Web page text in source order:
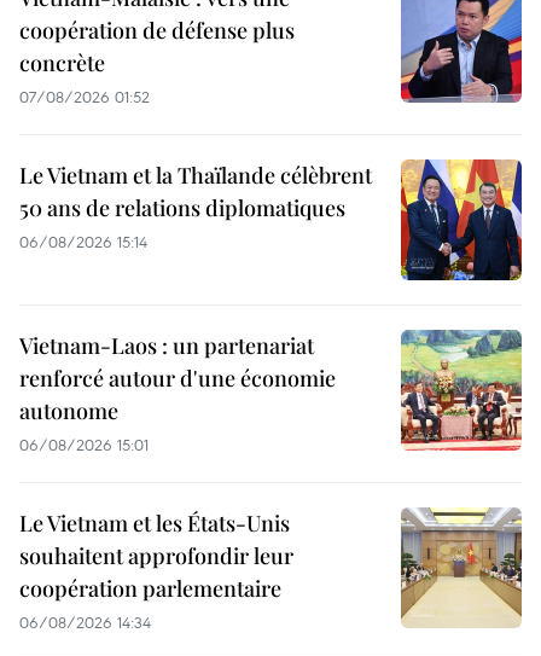
coopération de défense plus
concrète
07/08/2026 01:52
Le Vietnam et la Thaïlande célèbrent
50 ans de relations diplomatiques
06/08/2026 15:14
Vietnam-Laos : un partenariat
renforcé autour d'une économie
autonome
06/08/2026 15:01
Le Vietnam et les États-Unis
souhaitent approfondir leur
coopération parlementaire
06/08/2026 14:34